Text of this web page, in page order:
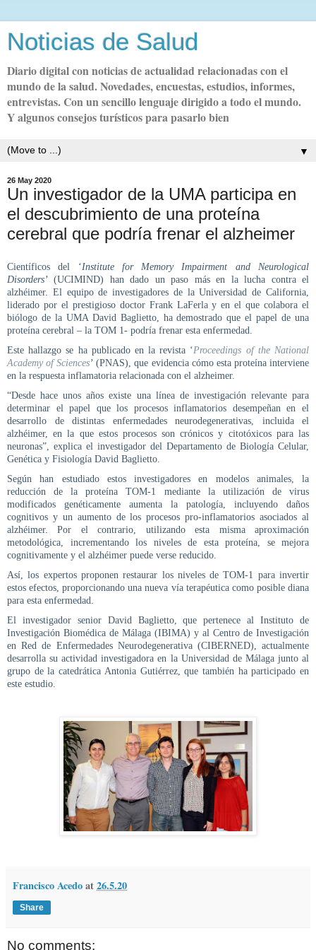
Noticias de Salud
Diario digital con noticias de actualidad relacionadas con el
mundo de la salud. Novedades, encuestas, estudios, informes,
entrevistas. Con un sencillo lenguaje dirigido a todo el mundo.
Y algunos consejos turísticos para pasarlo bien
▼
26 May 2020
Un investigador de la UMA participa en
el descubrimiento de una proteína
cerebral que podría frenar el alzheimer
Científicos del ‘Institute for Memory Impairment and Neurological
Disorders’ (UCIMIND) han dado un paso más en la lucha contra el
alzhéimer. El equipo de investigadores de la Universidad de California,
liderado por el prestigioso doctor Frank LaFerla y en el que colabora el
biólogo de la UMA David Baglietto, ha demostrado que el papel de una
proteína cerebral – la TOM 1- podría frenar esta enfermedad.
Este hallazgo se ha publicado en la revista ‘Proceedings of the National
Academy of Sciences’ (PNAS), que evidencia cómo esta proteína interviene
en la respuesta inflamatoria relacionada con el alzheimer.
“Desde hace unos años existe una línea de investigación relevante para
determinar el papel que los procesos inflamatorios desempeñan en el
desarrollo de distintas enfermedades neurodegenerativas, incluida el
alzhéimer, en la que estos procesos son crónicos y citotóxicos para las
neuronas”, explica el investigador del Departamento de Biología Celular,
Genética y Fisiología David Baglietto.
Según han estudiado estos investigadores en modelos animales, la
reducción de la proteína TOM-1 mediante la utilización de virus
modificados genéticamente aumenta la patología, incluyendo daños
cognitivos y un aumento de los procesos pro-inflamatorios asociados al
alzhéimer. Por el contrario, utilizando esta misma aproximación
metodológica, incrementando los niveles de esta proteína, se mejora
cognitivamente y el alzhéimer puede verse reducido.
Así, los expertos proponen restaurar los niveles de TOM-1 para invertir
estos efectos, proporcionando una nueva vía terapéutica como posible diana
para esta enfermedad.
El investigador senior David Baglietto, que pertenece al Instituto de
Investigación Biomédica de Málaga (IBIMA) y al Centro de Investigación
en Red de Enfermedades Neurodegenerativa (CIBERNED), actualmente
desarrolla su actividad investigadora en la Universidad de Málaga junto al
grupo de la catedrática Antonia Gutiérrez, que también ha participado en
este estudio.
Francisco Acedoat26.5.20
Share
No comments: